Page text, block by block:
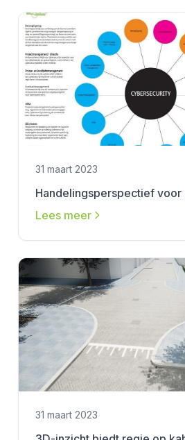
31 maart 2023
Handelingsperspectief
Lees meer
31 maart 2023